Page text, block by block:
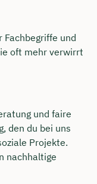
Fachbegriffe und
oft mehr verwirrt
und faire
den du bei uns
Projekte.
nachhaltige
🤝